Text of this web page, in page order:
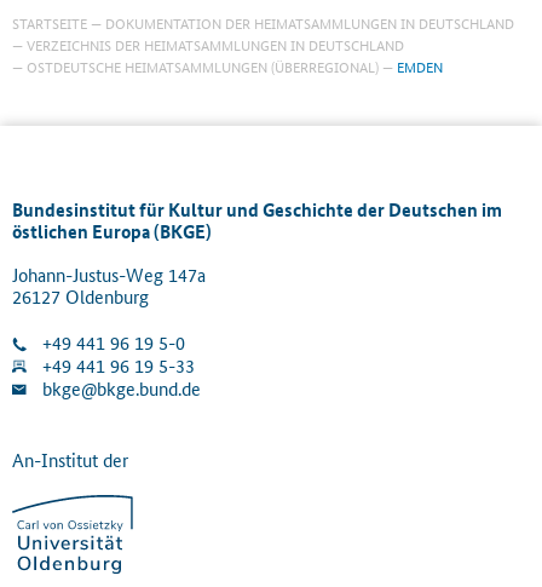
STARTSEITE
DOKUMENTATION DER HEIMATSAMMLUNGEN IN DEUTSCHLAND
VERZEICHNIS DER HEIMATSAMMLUNGEN IN DEUTSCHLAND
OSTDEUTSCHE HEIMATSAMMLUNGEN (ÜBERREGIONAL)
EMDEN
Bundesinstitut für Kultur und Geschichte der Deutschen im
östlichen Europa (BKGE)
Johann-Justus-Weg 147a
26127 Oldenburg
+49 441 96 19 5-0
+49 441 96 19 5-33
bkge@bkge.bund.de
An-Institut der